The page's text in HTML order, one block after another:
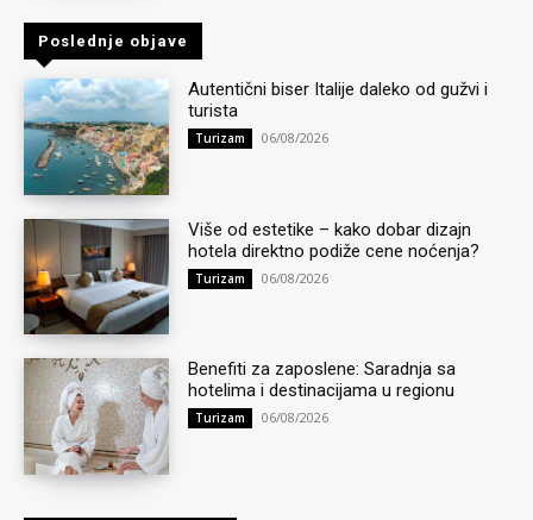
Poslednje objave
Autentični biser Italije daleko od gužvi i
turista
Turizam 06/08/2026
Više od estetike – kako dobar dizajn
hotela direktno podiže cene noćenja?
Turizam 06/08/2026
Benefiti za zaposlene: Saradnja sa
hotelima i destinacijama u regionu
Turizam 06/08/2026